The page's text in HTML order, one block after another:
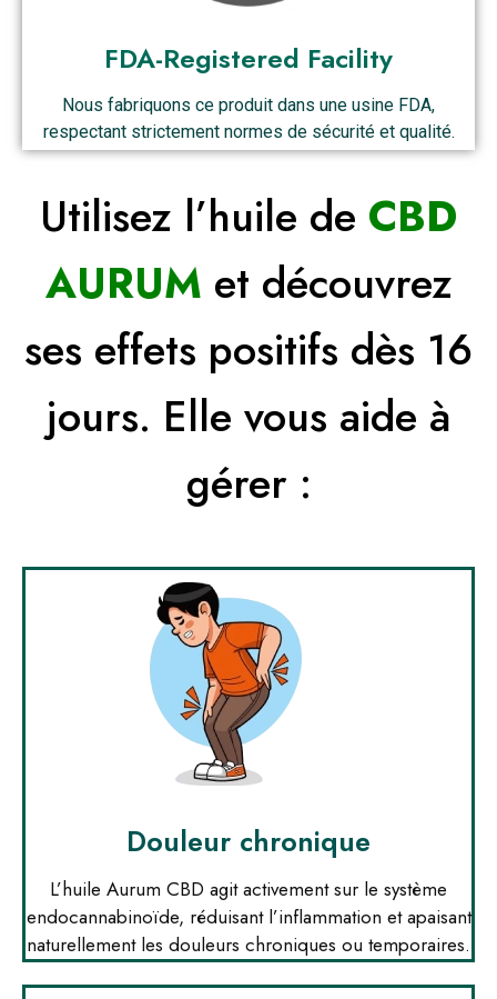
FDA-Registered Facility
Nous fabriquons ce produit dans une usine FDA,
respectant strictement normes de sécurité et qualité.
Utilisez l’huile de CBD
AURUM et découvrez
ses effets positifs dès 16
jours. Elle vous aide à
gérer :
Douleur chronique
L’huile Aurum CBD agit activement sur le système
endocannabinoïde, réduisant l’inflammation et apaisant
naturellement les douleurs chroniques ou temporaires.